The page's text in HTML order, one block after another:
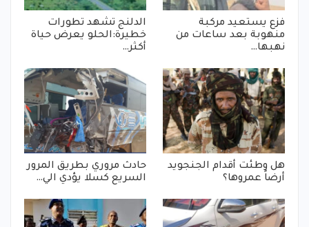
فزع يستعيد مركبة
منهوبة بعد ساعات من
نهبها…
الدلنج تشهد تطورات
خطيرة:الحلو يعرض حياة
أكثر…
هل وطئت أقدام الجنجويد
أرضاً عمروها؟
حادث مروري بطريق المرور
السريع كسلا يؤدي الي…